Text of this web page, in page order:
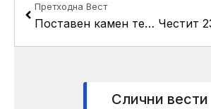
Претходна Вест
Поставен камен темелник на станбено-деловен објект во Кисела Вода, иден дом за месната заедница 11 Октомври-згради
Слични вести